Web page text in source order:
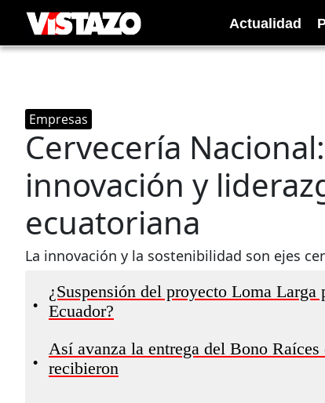
Actualidad
Empresas
Cervecería
innovación y
ecuatoriana
La innovación y la sostenibilidad son ejes
•
¿Suspensión del proyecto Loma
Ecuador?
•
Así avanza la entrega del Bono
recibieron